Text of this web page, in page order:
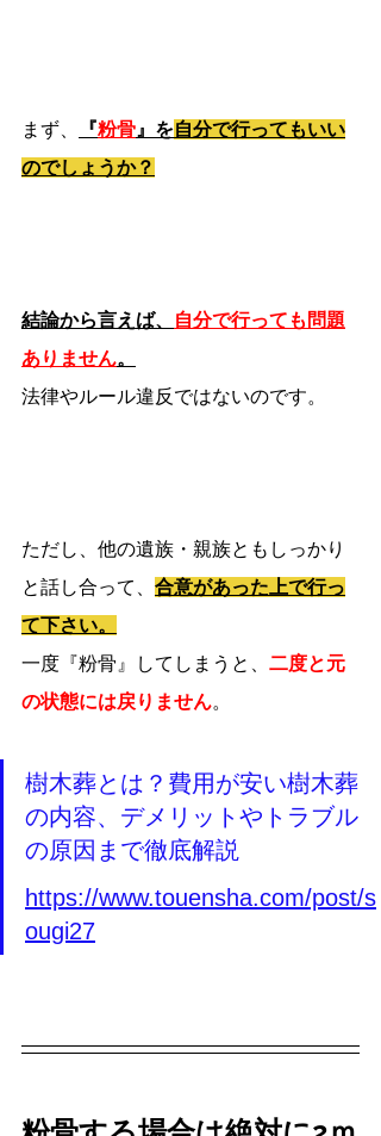
まず、 『粉骨 』を自分で行ってもいい
のでしょうか？
結論から言えば、
自分で行っても問題
ありません。
法律やルール違反ではないのです。
ただし、他の遺族・親族ともしっかり
と話し合って、 合意があった上で行っ
て下さい。
一度『粉骨』してしまうと、 二度と元
の状態には戻りません。
樹木葬とは？費用が安い樹木葬
の内容、デメリットやトラブル
の原因まで徹底解説
https://www.touensha.com/post/s
ougi27